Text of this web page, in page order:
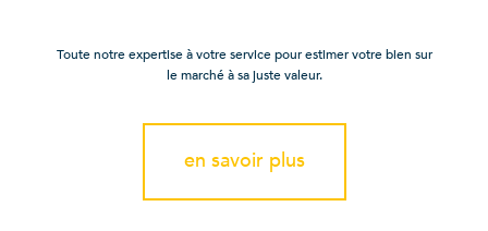
Toute notre expertise à votre service pour estimer votre bien sur
le marché à sa juste valeur.
en savoir plus